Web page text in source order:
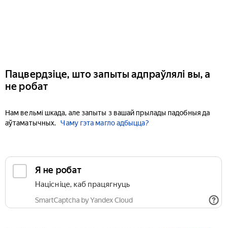
Пацвердзіце, што запыты адпраўлялі вы, а
не робат
Нам вельмі шкада, але запыты з вашай прылады падобныя да
аўтаматычных.
Чаму гэта магло адбыцца?
Я не робат
Націсніце, каб працягнуць
SmartCaptcha by Yandex Cloud